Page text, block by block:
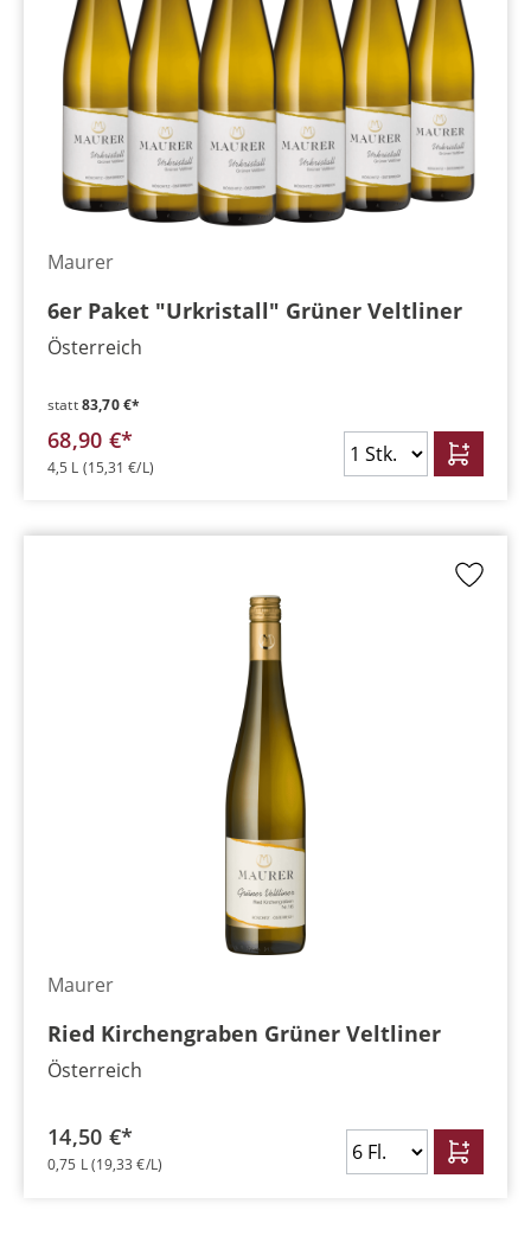
Maurer
6er Paket "Urkristall" Grüner Veltliner
Österreich
statt83,70 €*
68,90 €*
4,5 L (15,31 €/L)
Maurer
Ried Kirchengraben Grüner Veltliner
Österreich
14,50 €*
0,75 L(19,33 €/L)